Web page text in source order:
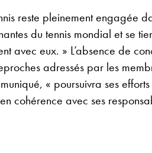
reste pleinement engagée
du tennis mondial et se
avec eux. » L’absence de
adressés par les
« poursuivra ses
cohérence avec ses